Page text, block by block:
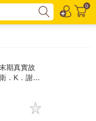
0
期真實故
．K．謝普